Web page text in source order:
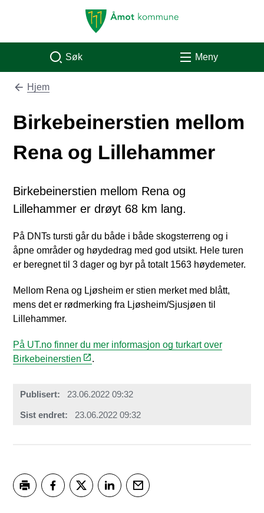
Åmot kommune
Søk Meny
Du er her:
Hjem
Birkebeinerstien mellom
Rena og Lillehammer
Birkebeinerstien mellom Rena og
Lillehammer er drøyt 68 km lang.
På DNTs tursti går du både i både skogsterreng og i
åpne områder og høydedrag med god utsikt. Hele turen
er beregnet til 3 dager og byr på totalt 1563 høydemeter.
Mellom Rena og Ljøsheim er stien merket med blått,
mens det er rødmerking fra Ljøsheim/Sjusjøen til
Lillehammer.
På UT.no finner du mer informasjon og turkart over
Birkebeinerstien
.
Publisert 23.06.2022 09:32
Sist endret 23.06.2022 09:32